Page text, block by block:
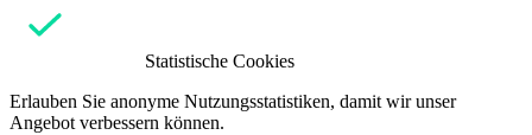
Statistische Cookies
Erlauben Sie anonyme Nutzungsstatistiken, damit wir unser
Angebot verbessern können.